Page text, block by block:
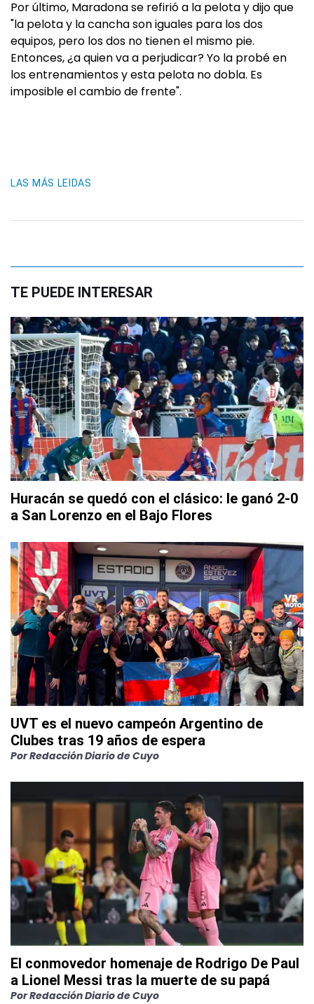
Por último, Maradona se refirió a la pelota y dijo que
"la pelota y la cancha son iguales para los dos
equipos, pero los dos no tienen el mismo pie.
Entonces, ¿a quien va a perjudicar? Yo la probé en
los entrenamientos y esta pelota no dobla. Es
imposible el cambio de frente".
LAS MÁS LEIDAS
TE PUEDE INTERESAR
Huracán se quedó con el clásico: le ganó 2-0
a San Lorenzo en el Bajo Flores
UVT es el nuevo campeón Argentino de
Clubes tras 19 años de espera
PorRedacción Diario de Cuyo
El conmovedor homenaje de Rodrigo De Paul
a Lionel Messi tras la muerte de su papá
PorRedacción Diario de Cuyo